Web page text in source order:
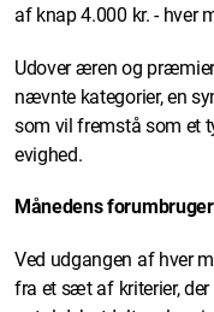
af knap 4.000 kr. - hver
Udover æren og
nævnte kategorier, en
som vil fremstå som et
evighed.
Månedens forumbruger
Ved udgangen af hver
fra et sæt af kriterier,